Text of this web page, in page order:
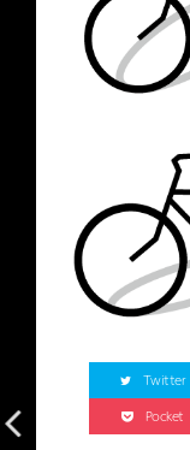
Twitter
Pocket